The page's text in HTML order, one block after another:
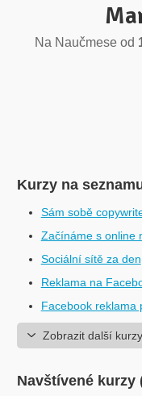
Na Naučmese od
Kurzy na
Sám sobě
Začínáme s online
Sociální sítě za den
Reklama na
Facebook reklama
Zobrazit další
Navštívené kurzy